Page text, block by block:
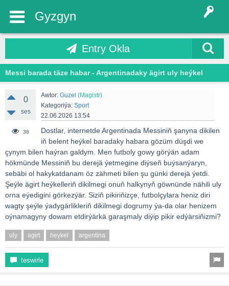
Gyzgyn
Entry Okla
Messi barada täze habar - Argentinadaky ägirt uly heýkel
0
ses
38
Awtor: Guzel (Magistr)
Kategoriýa: Sport
22.06.2026 13:54
Dostlar, internetde Argentinada Messiniň şanyna dikilen
iň belent heýkel baradaky habara gözüm düşdi we
çynym bilen haýran galdym. Men futboly gowy görýän adam
hökmünde Messiniň bu derejä ýetmegine diýseň buýsanýaryn,
sebäbi ol hakykatdanam öz zähmeti bilen şu günki derejä ýetdi.
Şeýle ägirt heýkelleriň dikilmegi onuň halkynyň göwnünde nähili uly
orna eýedigini görkezýär. Siziň pikiriňizçe, futbolçylara heniz diri
wagty şeýle ýadygärlikleriň dikilmegi dogrumy ýa-da olar henizem
oýnamagyny dowam etdirýärkä garaşmaly diýip pikir edýärsiňizmi?
uly agirt heykel argentina
teswirle